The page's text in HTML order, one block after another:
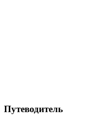
Путеводитель